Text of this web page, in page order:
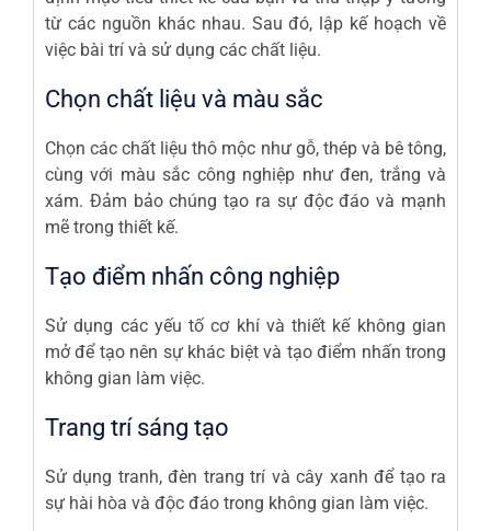
từ các nguồn khác nhau. Sau đó, lập kế hoạch về
việc bài trí và sử dụng các chất liệu.
Chọn chất liệu và màu sắc
Chọn các chất liệu thô mộc như gỗ, thép và bê tông,
cùng với màu sắc công nghiệp như đen, trắng và
xám. Đảm bảo chúng tạo ra sự độc đáo và mạnh
mẽ trong thiết kế.
Tạo điểm nhấn công nghiệp
Sử dụng các yếu tố cơ khí và thiết kế không gian
mở để tạo nên sự khác biệt và tạo điểm nhấn trong
không gian làm việc.
Trang trí sáng tạo
Sử dụng tranh, đèn trang trí và cây xanh để tạo ra
sự hài hòa và độc đáo trong không gian làm việc.